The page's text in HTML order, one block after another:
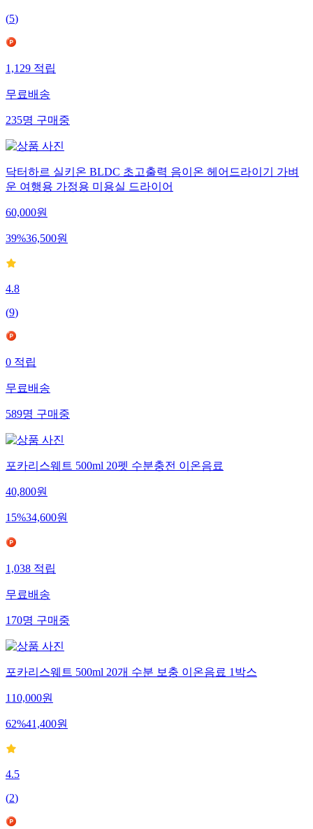
(5)
1,129 적립
무료배송
235명 구매중
닥터하르 실키온 BLDC 초고출력 음이온 헤어드라이기 가벼
운 여행용 가정용 미용실 드라이어
60,000원
39%36,500원
4.8
(9)
0 적립
무료배송
589명 구매중
포카리스웨트 500ml 20펫 수분충전 이온음료
40,800원
15%34,600원
1,038 적립
무료배송
170명 구매중
포카리스웨트 500ml 20개 수분 보충 이온음료 1박스
110,000원
62%41,400원
4.5
(2)